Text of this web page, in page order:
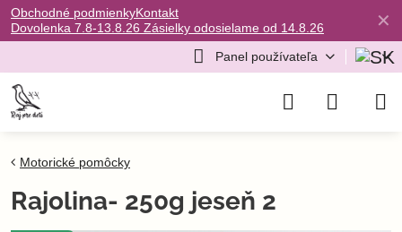
✕
Obchodné podmienkyKontakt
Dovolenka 7.8-13.8.26 Zásielky odosielame od 14.8.26
Panel používateľa
Motorické pomôcky
Rajolina- 250g jeseň 2